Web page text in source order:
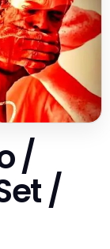
/
/